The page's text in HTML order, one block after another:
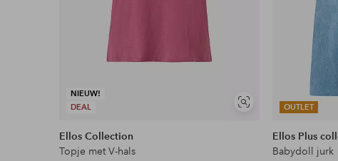
NIEUW!
DEAL
Soortgelijke
Ellos Collection
Topje met V-hals
OUTLET
Ellos Plus
Babydoll jurk